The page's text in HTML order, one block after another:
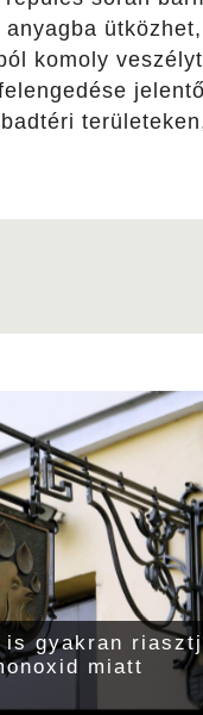
anyagba
komoly
is gyakran
miatt